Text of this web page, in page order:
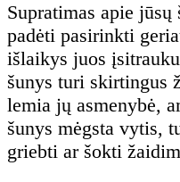
Supratimas apie
padėti pasirinkti
išlaikys juos
šunys turi skirtingus
lemia jų asmenybė,
šunys mėgsta vytis,
griebti ar šokti